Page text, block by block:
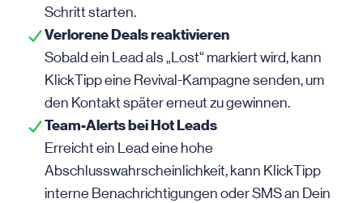
Schritt starten.
Verlorene Deals reaktivieren
Sobald ein Lead als „Lost“ markiert wird, kann
KlickTipp eine Revival-Kampagne senden, um
den Kontakt später erneut zu gewinnen.
Team-Alerts bei Hot Leads
Erreicht ein Lead eine hohe
Abschlusswahrscheinlichkeit, kann KlickTipp
interne Benachrichtigungen oder SMS an Dein